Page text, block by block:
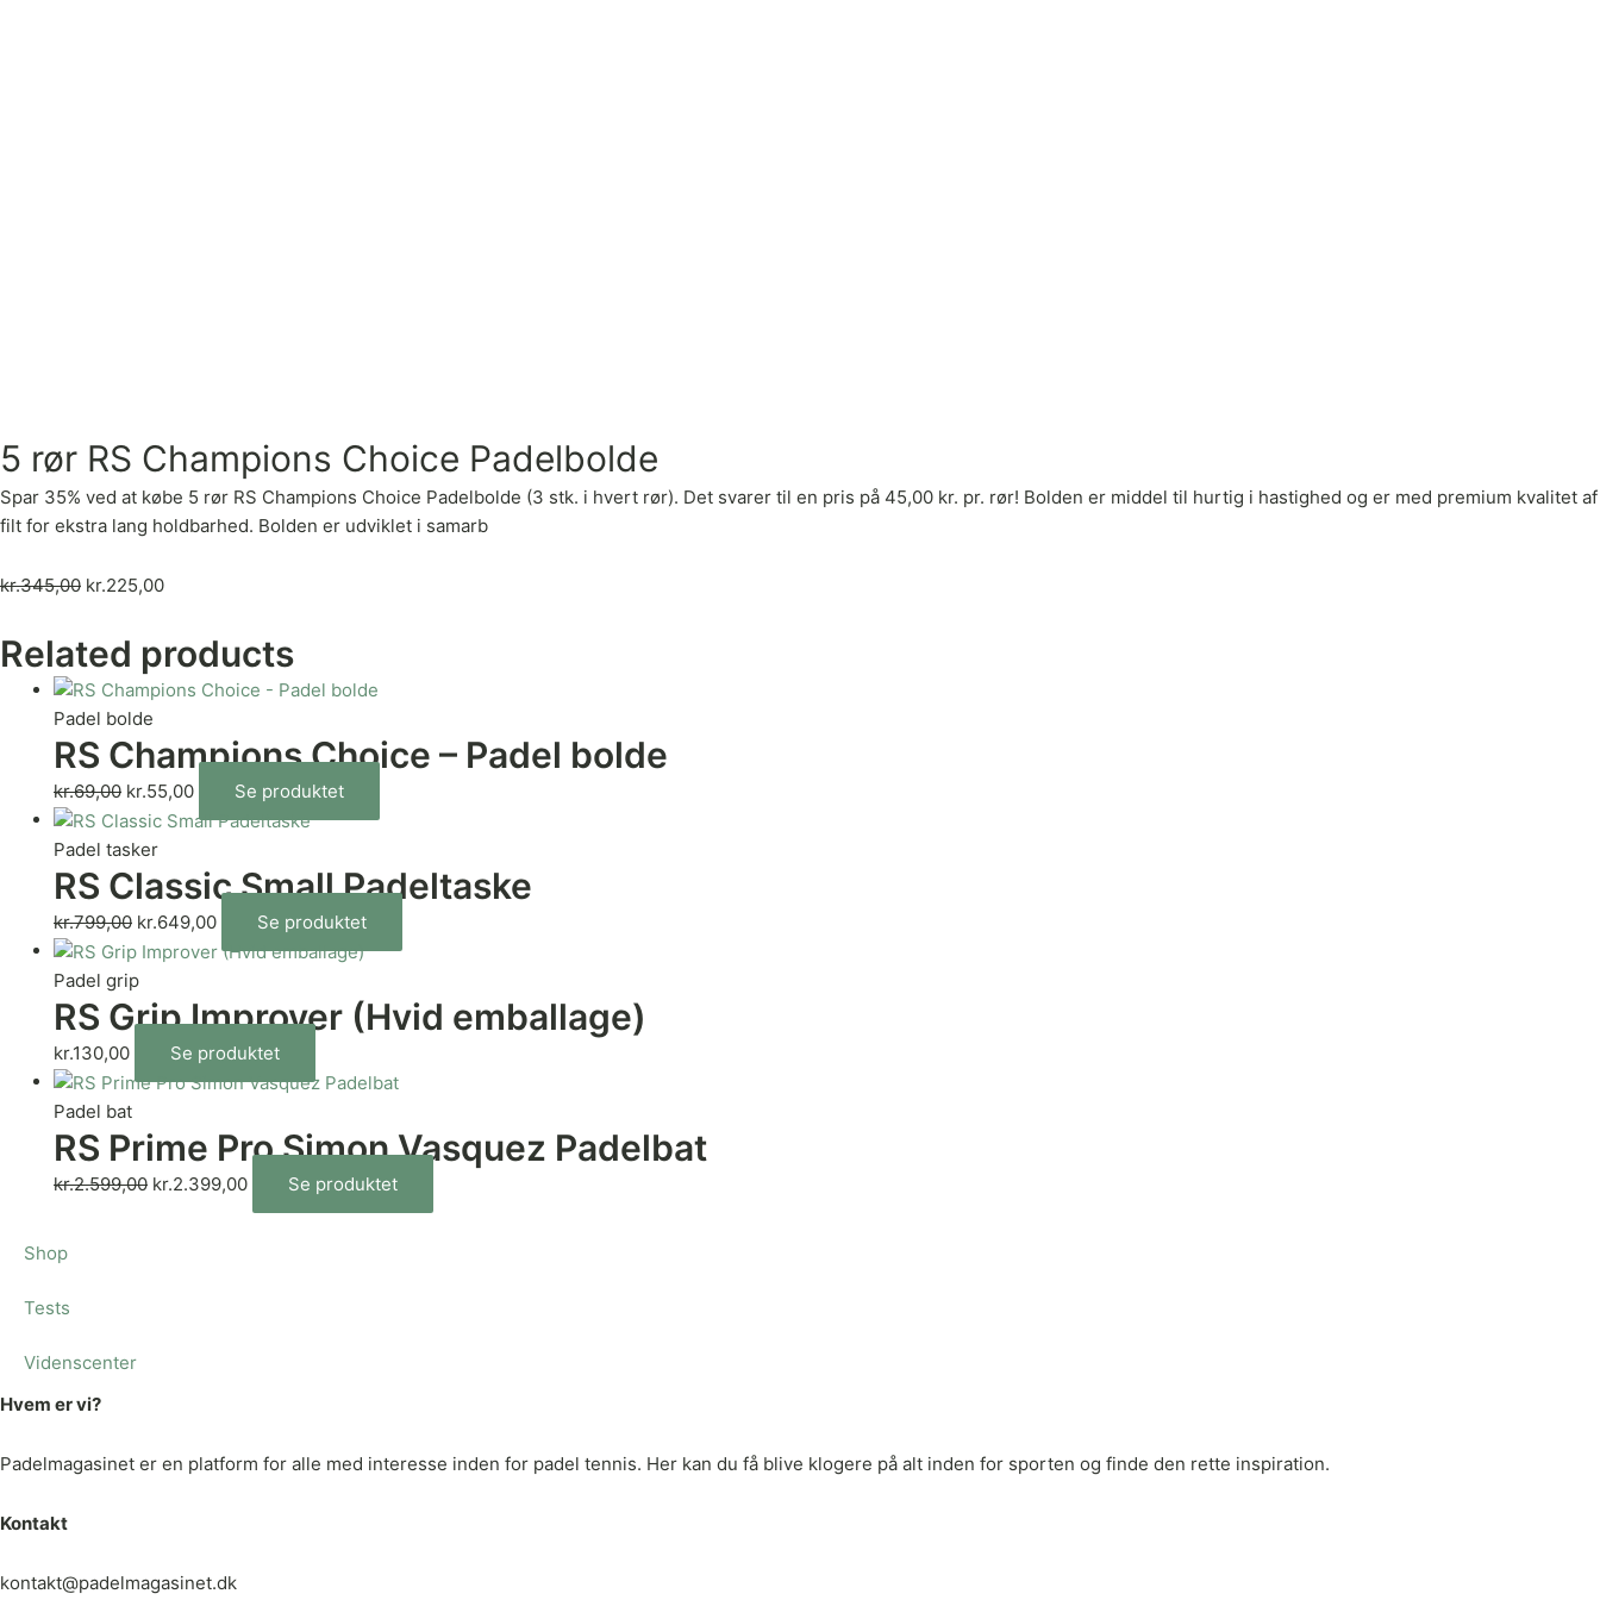
5 rør RS Champions Choice Padelbolde
Spar 35% ved at købe 5 rør RS Champions Choice Padelbolde (3 stk. i hvert rør). Det svarer til en pris på 45,00 kr. pr. rør! Bolden er middel til hurtig i hastighed og er med premium kvalitet af
filt for ekstra lang holdbarhed. Bolden er udviklet i samarb
kr.345,00 kr.225,00
Related products
Padel bolde
RS Champions Choice – Padel bolde
kr.69,00 kr.55,00 Se produktet
Padel tasker
RS Classic Small Padeltaske
kr.799,00 kr.649,00 Se produktet
Padel grip
RS Grip Improver (Hvid emballage)
kr.130,00 Se produktet
Padel bat
RS Prime Pro Simon Vasquez Padelbat
kr.2.599,00 kr.2.399,00 Se produktet
Shop
Tests
Videnscenter
Hvem er vi?
Padelmagasinet er en platform for alle med interesse inden for padel tennis. Her kan du få blive klogere på alt inden for sporten og finde den rette inspiration.
Kontakt
kontakt@padelmagasinet.dk